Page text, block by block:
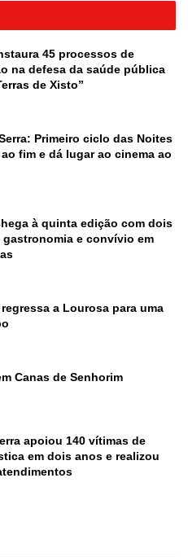
45 processos de
na defesa da saúde pública
de Xisto”
Primeiro ciclo das Noites
fim e dá lugar ao cinema ao
à quinta edição com dois
e convívio em
a Lourosa para uma
Canas de Senhorim
apoiou 140 vítimas de
em dois anos e realizou